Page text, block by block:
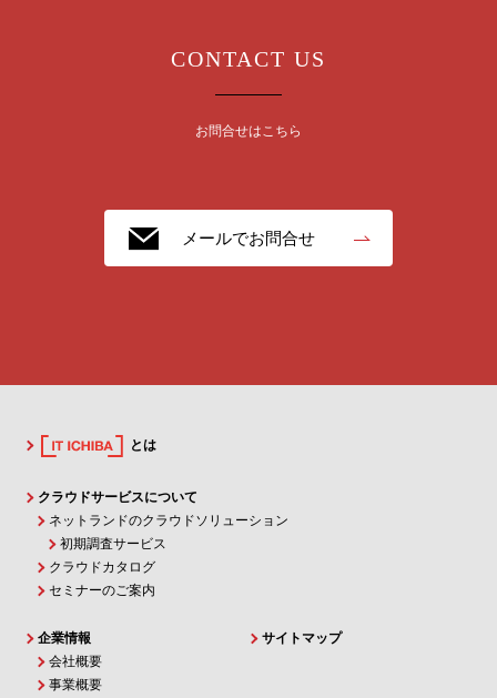
CONTACT US
お問合せはこちら
メールでお問合せ
とは
クラウドサービスについて
ネットランドのクラウドソリューション
初期調査サービス
クラウドカタログ
セミナーのご案内
企業情報
会社概要
事業概要
サイトマップ